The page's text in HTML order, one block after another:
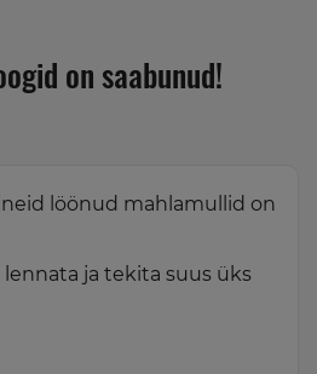
on saabunud!
löönud mahlamullid on
lennata ja tekita suus üks